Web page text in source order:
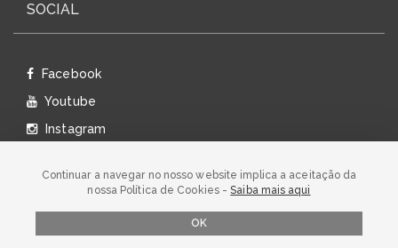
SOCIAL
Facebook
Youtube
Instagram
© 2026 TRIAUTO - TODOS OS DIREITOS RESERVADOS
Continuar a navegar no nosso website implica a aceitação da
nossa Política de Cookies -Saiba mais aqui
OK